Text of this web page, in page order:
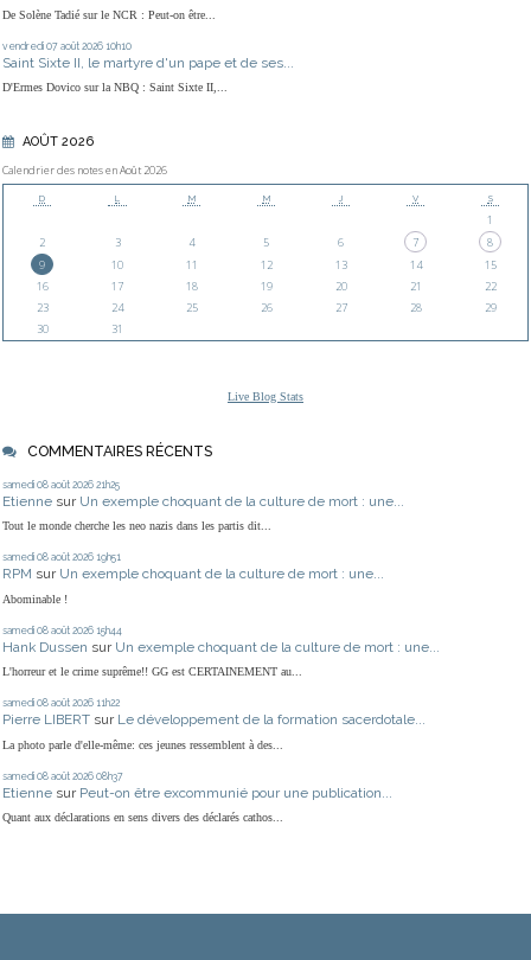
De Solène Tadié sur le NCR : Peut-on être...
vendredi 07 août 2026 10h10
Saint Sixte II, le martyre d'un pape et de ses...
D'Ermes Dovico sur la NBQ : Saint Sixte II,...
AOÛT 2026
Calendrier des notes en Août 2026
D L M M J V S
1
2
3 4 5 6 7
8
9
10 11 12 13 14
15
16
17 18 19 20 21
22
23
24 25 26 27 28
29
30
31
Live Blog Stats
COMMENTAIRES RÉCENTS
samedi 08 août 2026 21h25
Etienne sur Un exemple choquant de la culture de mort : une...
Tout le monde cherche les neo nazis dans les partis dit...
samedi 08 août 2026 19h51
RPM sur Un exemple choquant de la culture de mort : une...
Abominable !
samedi 08 août 2026 15h44
Hank Dussen sur Un exemple choquant de la culture de mort : une...
L'horreur et le crime suprême!! GG est CERTAINEMENT au...
samedi 08 août 2026 11h22
Pierre LIBERT sur Le développement de la formation sacerdotale...
La photo parle d'elle-même: ces jeunes ressemblent à des...
samedi 08 août 2026 08h37
Etienne sur Peut-on être excommunié pour une publication...
Quant aux déclarations en sens divers des déclarés cathos...